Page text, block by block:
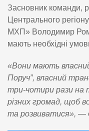
Засновник команди,
Центрального
МХП» Володимир
мають необхідні
«Вони мають
Поруч”, власний
три-чотири рази на
різних громад, щоб
та розвиватися», —